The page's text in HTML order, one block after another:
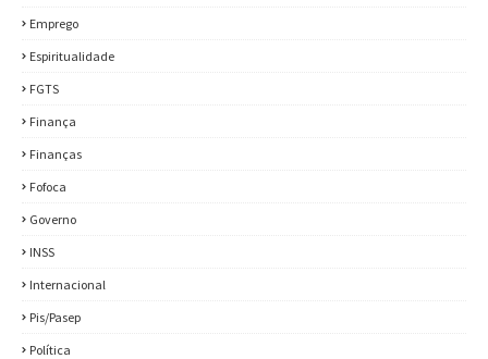
Emprego
Espiritualidade
FGTS
Finança
Finanças
Fofoca
Governo
INSS
Internacional
Pis/Pasep
Política